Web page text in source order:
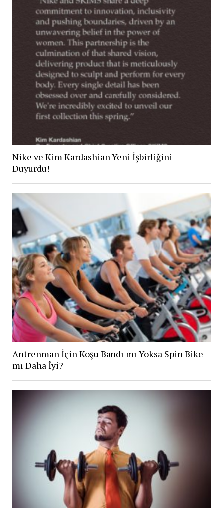
Nike ve Kim Kardashian Yeni İşbirliğini
Duyurdu!
Antrenman İçin Koşu Bandı mı Yoksa Spin Bike
mı Daha İyi?